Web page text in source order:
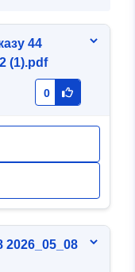
44
(1).pdf
0
2026_05_08